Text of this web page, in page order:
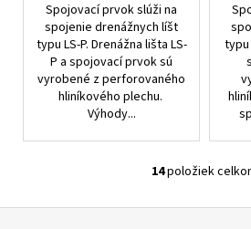
Spojovací prvok slúži na
spojenie drenážnych líšt
typu LS-P. Drenážna lišta LS-
P a spojovací prvok sú
vyrobené z perforovaného
hliníkového plechu.
Výhody...
typu
O
14položiek